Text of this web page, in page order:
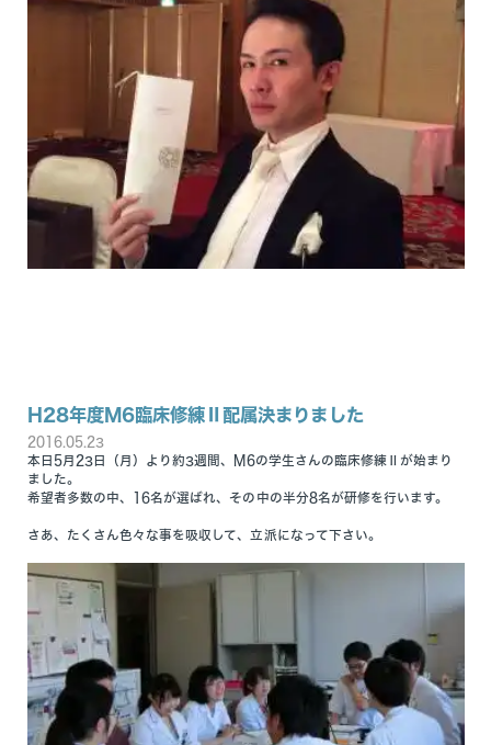
H28年度M6臨床修練Ⅱ配属決まりました
2016.05.23
本日5月23日（月）より約3週間、M6の学生さんの臨床修練Ⅱが始まり
ました。
希望者多数の中、16名が選ばれ、その中の半分8名が研修を行います。
さあ、たくさん色々な事を吸収して、立派になって下さい。